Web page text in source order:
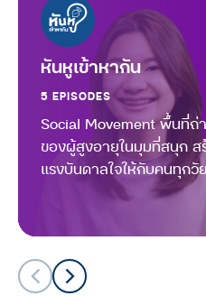
บุพการีที่เค
ต้องทำอย่าง
ทำร้ายแค่
กำลังใจ
บุพการีที่เคาร
บุพการีที่เค
เมื่อสังคมอ
คุณภาพ
หันหูเข้าหากัน
5 EPISODES
Social Movement พื้นที่ถ่
ของผู้สูงอายุในมุมที่สนุก ส
แรงบันดาลใจให้กับคนทุกวัย